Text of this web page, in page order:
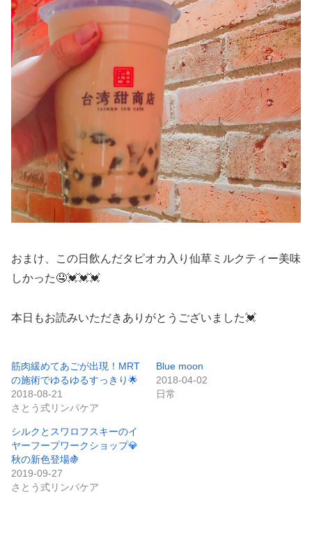
おまけ、この日飲んだタピオカ入り仙草ミルクティー美味
しかった🤤💓💓💓
本日もお読みいただきありがとうございました💓
筋肉緩めてあごが出現！MRT
の施術でゆるゆるすっきり🌟
2018-08-21
さとう式リンパケア
Blue moon
2018-04-02
日常
シルクとスワロフスキーのイ
ヤーフープワークショップ💎
秋の新色登場🍇
2019-09-27
さとう式リンパケア